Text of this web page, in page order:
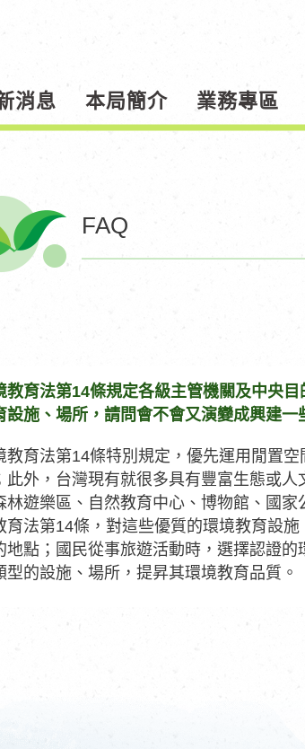
消息 本局簡介 業務專區
FAQ
教育法第14條規定各級主管機關及中央
設施、場所，請問會不會又演變成興建一
教育法第14條特別規定，優先運用閒置
此外，台灣現有就很多具有豐富生態或
林遊樂區、自然教育中心、博物館、國
育法第14條，對這些優質的環境教育設
地點；國民從事旅遊活動時，選擇認證
型的設施、場所，提昇其環境教育品質。